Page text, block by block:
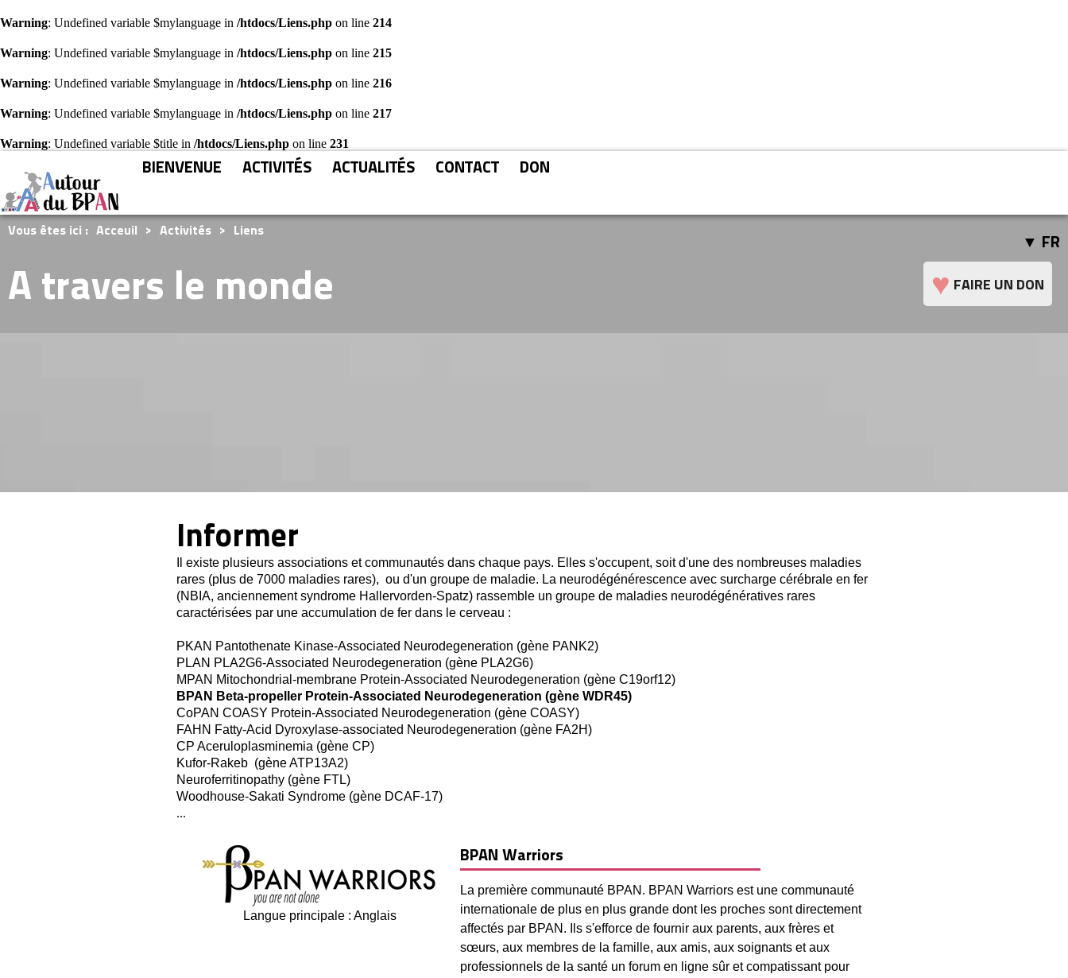
Warning: Undefined variable $mylanguage in /htdocs/Liens.php on line 214
Warning: Undefined variable $mylanguage in /htdocs/Liens.php on line 215
Warning: Undefined variable $mylanguage in /htdocs/Liens.php on line 216
Warning: Undefined variable $mylanguage in /htdocs/Liens.php on line 217
Warning: Undefined variable $title in /htdocs/Liens.php on line 231
BIENVENUE ACTIVITÉS ACTUALITÉS CONTACT DON
FR
Vous êtes ici : Acceuil > Activités > Liens
A travers le monde ♥ FAIRE UN DON
Informer
Il existe plusieurs associations et communautés dans chaque pays. Elles s'occupent, soit d'une des nombreuses maladies
rares (plus de 7000 maladies rares), ou d'un groupe de maladie. La neurodégénérescence avec surcharge cérébrale en fer
(NBIA, anciennement syndrome Hallervorden-Spatz) rassemble un groupe de maladies neurodégénératives rares
caractérisées par une accumulation de fer dans le cerveau :
PKAN Pantothenate Kinase-Associated Neurodegeneration (gène PANK2)
PLAN PLA2G6-Associated Neurodegeneration (gène PLA2G6)
MPAN Mitochondrial-membrane Protein-Associated Neurodegeneration (gène C19orf12)
BPAN Beta-propeller Protein-Associated Neurodegeneration (gène WDR45)
CoPAN COASY Protein-Associated Neurodegeneration (gène COASY)
FAHN Fatty-Acid Dyroxylase-associated Neurodegeneration (gène FA2H)
CP Aceruloplasminemia (gène CP)
Kufor-Rakeb (gène ATP13A2)
Neuroferritinopathy (gène FTL)
Woodhouse-Sakati Syndrome (gène DCAF-17)
...
Langue principale : Anglais
BPAN Warriors
La première communauté BPAN. BPAN Warriors est une communauté
internationale de plus en plus grande dont les proches sont directement
affectés par BPAN. Ils s'efforce de fournir aux parents, aux frères et
sœurs, aux membres de la famille, aux amis, aux soignants et aux
professionnels de la santé un forum en ligne sûr et compatissant pour